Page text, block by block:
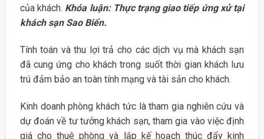
của khách. Khóa luận: Thực trạng giao tiếp ứng xử tại
khách sạn Sao Biển.
Tính toán và thu lợi trả cho các dịch vụ mà khách sạn
đã cung ứng cho khách trong suốt thời gian khách lưu
trú đảm bảo an toàn tính mạng và tài sản cho khách.
Kinh doanh phòng khách tức là tham gia nghiên cứu và
dự đoán về tư tưởng khách sạn, tham gia vào việc định
giá cho thuê phòng và lập kế hoạch thúc đẩy kinh